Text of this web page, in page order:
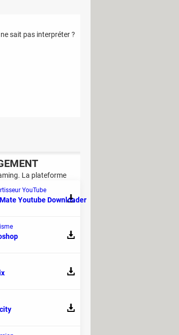
sait pas interpréter ?
La plateforme
en la fin du fameux
d'image. Une édition
payante.
YouTube
Youtube Downloader